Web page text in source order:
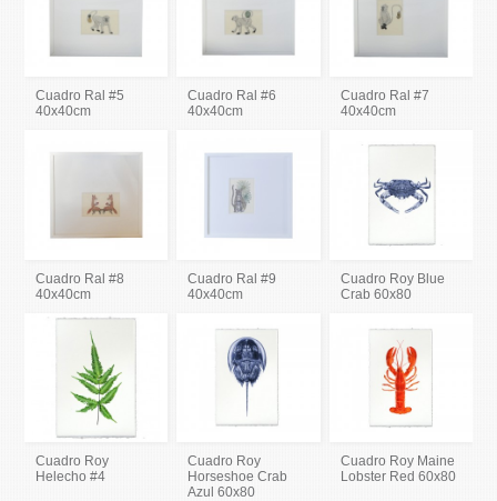
Cuadro Ral #5
40x40cm
Cuadro Ral #6
40x40cm
Cuadro Ral #7
40x40cm
Cuadro Ral #8
40x40cm
Cuadro Ral #9
40x40cm
Cuadro Roy Blue
Crab 60x80
Cuadro Roy
Helecho #4
Cuadro Roy
Horseshoe Crab
Azul 60x80
Cuadro Roy Maine
Lobster Red 60x80